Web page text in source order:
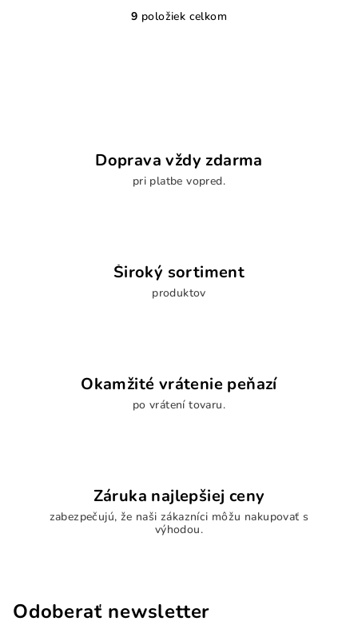
O
i
e
p
y
v
ý
u
9 položiek celkom
Doprava vždy zdarma
pri platbe vopred.
Široký sortiment
produktov
Okamžité vrátenie peňazí
po vrátení tovaru.
Záruka najlepšiej ceny
zabezpečujú, že naši zákazníci môžu nakupovať s
výhodou.
Odoberať newsletter